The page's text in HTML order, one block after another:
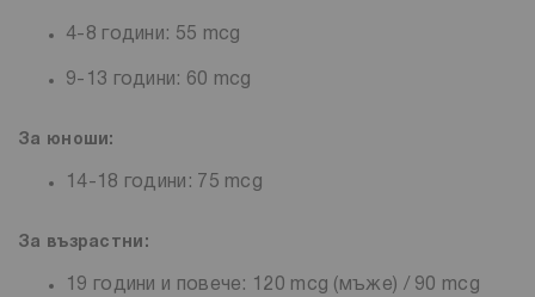
4-8 години: 55 mcg
9-13 години: 60 mcg
За юноши:
14-18 години: 75 mcg
За възрастни:
19 години и повече: 120 mcg (мъже) / 90 mcg